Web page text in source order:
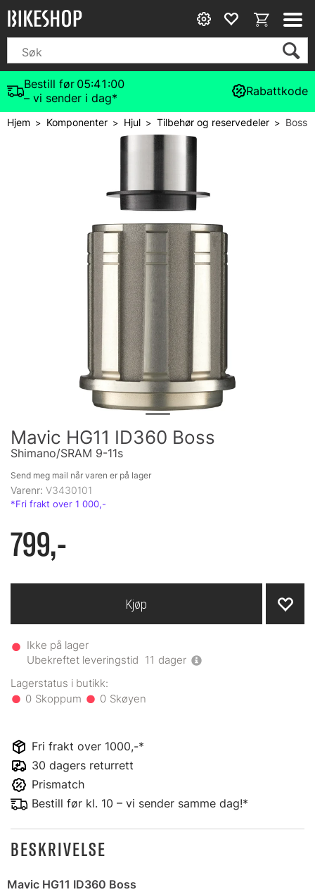
Bestill før 05:41:00
– vi sender i dag*
Rabattkode
Hjem> Komponenter> Hjul >Tilbehør og reservedeler> Boss
Mavic HG11 ID360 Boss
Shimano/SRAM 9-11s
Varenr: V3430101
799,-
Ikke på lager
Ubekreftet leveringstid 11 dager
0 0
Kjøp
Fri frakt over 1000,-*
30 dagers returrett
Prismatch
Bestill før kl. 10 – vi sender samme dag!*
Send meg mail når varen er på lager
BESKRIVELSE
Mavic HG11 ID360 Boss